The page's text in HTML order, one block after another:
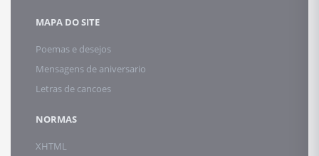
MAPA DO SITE
Poemas e desejos
Mensagens de aniversario
Letras de cancoes
NORMAS
XHTML